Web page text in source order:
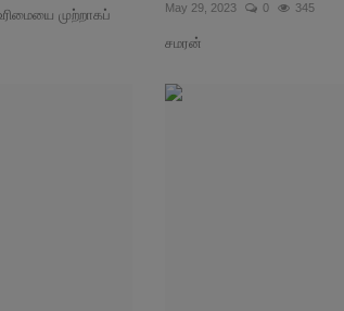
முற்றாகப்
May 29, 2023 0 345
சமரன்